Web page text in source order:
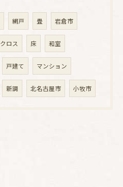
網戸 畳 岩倉市
クロス 床 和室
戸建て マンション
新調 北名古屋市 小牧市